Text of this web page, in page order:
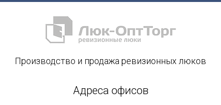
Производство и продажа ревизионных люков
Адреса офисов